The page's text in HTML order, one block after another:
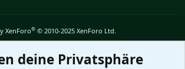
XenForo® © 2010-2025 XenForo Ltd.
deine Privatsphäre